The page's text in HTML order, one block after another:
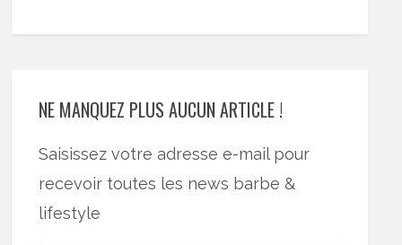
NE MANQUEZ PLUS AUCUN ARTICLE !
Saisissez votre adresse e-mail pour
recevoir toutes les news barbe &
lifestyle